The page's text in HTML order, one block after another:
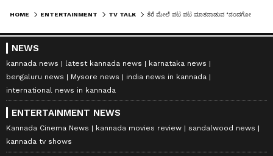
HOME ENTERTAINMENT TV TALK
NEWS
kannada news latest kannada news
karnataka news
bengaluru news
Mysore news
india news in kannada
international news in kannada
ENTERTAINMENT NEWS
Kannada Cinema News kannada movies review
sandalwood news
kannada tv shows